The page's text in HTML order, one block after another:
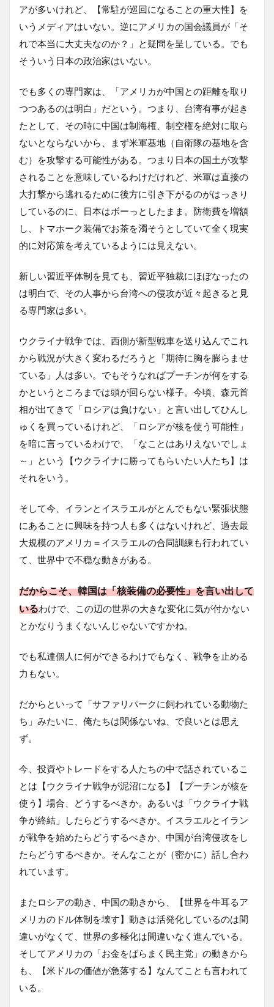
アが多いけれど、【常駐が巡回になることの重大性】を
いうメディアはいない。逆にアメリカの国会議員が「そ
れで本当に大丈夫なのか？」と疑問を呈している。でも
そういう日本の政治家はいない。
でも多くの専門家は、「アメリカが中国との距離を取り
つつあるのは明白」だという。つまり、台湾有事が起き
たとして、その時に中国は制海権、制空権を絶対に取ら
ないとならないから、まず米軍基地（自衛隊の基地を含
む）を攻撃する可能性がある。つまり日本の国土が攻撃
されることを意味しているわけだけれど、米軍は直接の
大打撃から逃れるために後方に引き下がるのがはっきり
しているのに、日本はボーっとしたまま。防衛費を増額
し、トマホーク装備でお茶を濁そうとしていて全く現実
的に対応策を考えているようには見えない。
新しい習近平体制を見ても、習近平独裁にほぼなったの
は明白で、その人事から台湾への侵攻が近々起きると見
る専門家は多い。
ウクライナ戦争では、西側が新型戦車を送り込んでこれ
から戦況が大きく変わるだろうと「期待に胸を膨らませ
ている」人は多い。でもそうなればプーチンが何をする
かというところまでは頭が回らない様子。今頃、森元首
相が出てきて「ロシアは負けない」と言い出してひんし
ゅくを買っているけれど、「ロシアが核を使う可能性」
を暗に言っているわけで、「なことはありえないでしょ
～」という【ウクライナに勝ってもらいたい人たち】は
それをいう。
そして今、イランとイスラエルがとんでもない緊張状態
にあることに興味を持つ人も多くはないけれど、過去最
大規模のアメリカ＝イスラエルの合同訓練も行われてい
て、世界中で不穏な動きがある。
だからこそ、韓国は「核装備の必要性」を言い出して
いるわけで、この辺の世界の大きな変化に気が付かない
とかなりうまくないんじゃないですかね。
でも私達個人に何ができるわけでもなく、戦争を止める
力もない。
だからといって「サファリパークに飼われている動物た
ち」みたいに、俺たちは関係ないね、で良いとは思え
ず。
今、投資やトレードをする人たちの中で話されているこ
とは【ウクライナ戦争が泥沼になる】【プーチンが核を
使う】場合、どうするべきか。あるいは「ウクライナ戦
争が終結」したらどうするべきか。イスラエルとイラン
が戦争を始めたらどうするべきか、中国が台湾侵攻をし
たらどうするべきか。そんなことが（密かに）話し合わ
れています。
またロシアの動き、中国の動きから、【世界を牛耳るア
メリカのドル体制を壊す】動きは活発化しているのは間
違いがなくて、世界の多極化は間違いなく進んでいる。
そしてアメリカの「お金をばらまく民主党」の動きから
も、【米ドルの価値が急落する】なんてことも言われて
いる。